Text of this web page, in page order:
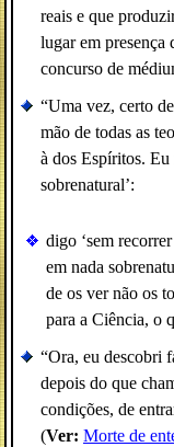
reais e que
lugar em presença
concurso de
“Uma vez, certo
mão de todas as
à dos Espíritos. Eu
sobrenatural’:
digo ‘sem
em nada
de os ver não os
para a Ciência, o
“Ora, eu descobri
depois do que
condições, de
(Ver: Morte de